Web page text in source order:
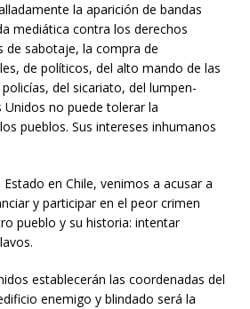
la aparición de bandas
mediática contra los derechos
de sabotaje, la compra de
de políticos, del alto mando de las
del sicariato, del lumpen-
no puede tolerar la
pueblos. Sus intereses inhumanos
en Chile, venimos a acusar a
y participar en el peor crimen
pueblo y su historia: intentar
establecerán las coordenadas del
enemigo y blindado será la